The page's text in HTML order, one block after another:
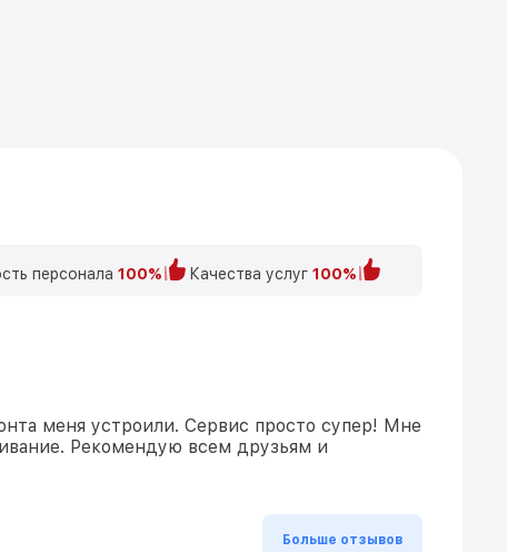
персонала 100% Качества услуг 100%
меня устроили. Сервис просто супер! Мне
Рекомендую всем друзьям и
Больше отзывов